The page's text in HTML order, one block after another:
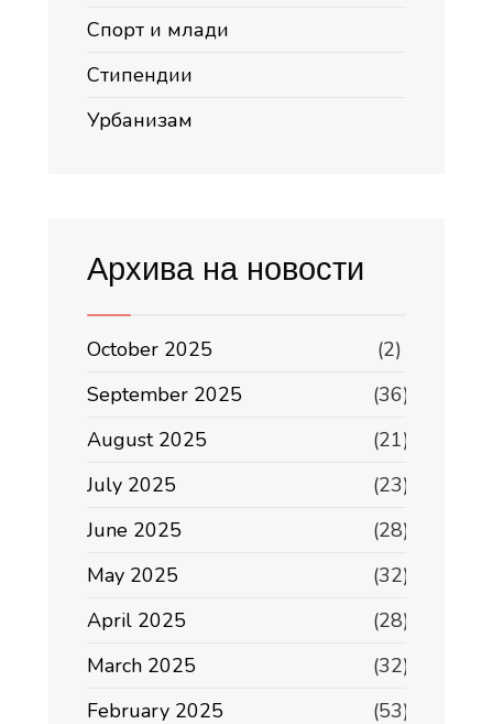
Спорт и млади
Стипендии
Урбанизам
Архива на новости
October 2025
(2)
September 2025
(36)
August 2025
(21)
July 2025
(23)
June 2025
(28)
May 2025
(32)
April 2025
(28)
March 2025
(32)
February 2025
(53)